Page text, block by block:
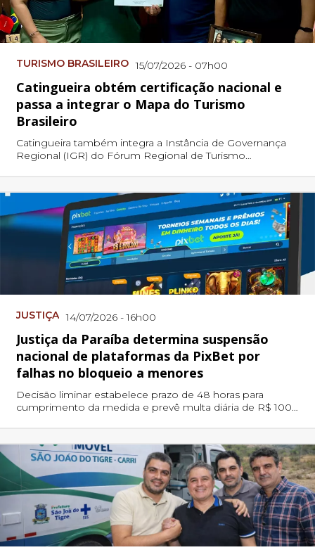
TURISMO BRASILEIRO 15/07/2026 - 07h00
Catingueira obtém certificação nacional e
passa a integrar o Mapa do Turismo
Brasileiro
Catingueira também integra a Instância de Governança
Regional (IGR) do Fórum Regional de Turismo
Rodrigues.
JUSTIÇA 14/07/2026 - 16h00
Justiça da Paraíba determina suspensão
nacional de plataformas da PixBet por
falhas no bloqueio a menores
Decisão liminar estabelece prazo de 48 horas para
cumprimento da medida e prevê multa diária de R$ 100